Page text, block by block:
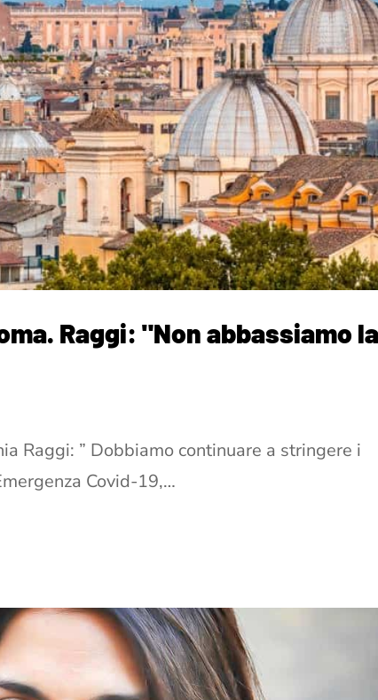
Raggi: "Non abbassiamo la
Raggi: ” Dobbiamo continuare a stringere i
Covid-19,…